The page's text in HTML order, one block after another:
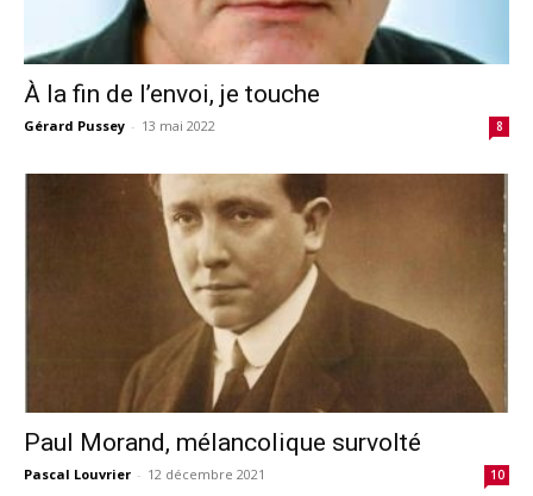
À la fin de l’envoi, je touche
Gérard Pussey - 13 mai 2022 8
Paul Morand, mélancolique survolté
Pascal Louvrier - 12 décembre 2021 10